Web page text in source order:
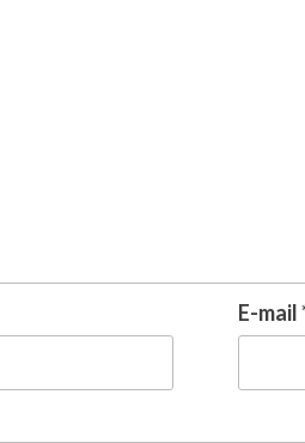
E-mail